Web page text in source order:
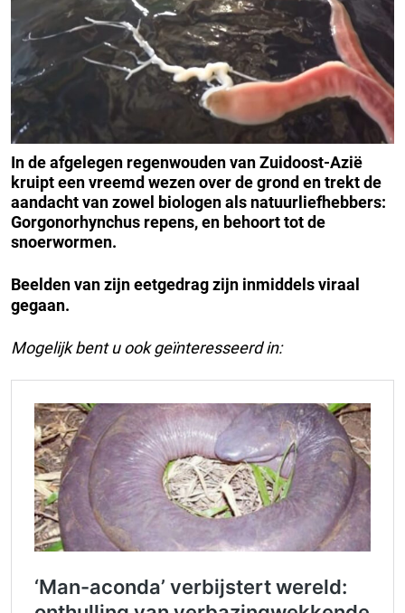
In de afgelegen regenwouden van Zuidoost-Azië
kruipt een vreemd wezen over de grond en trekt de
aandacht van zowel biologen als natuurliefhebbers:
Gorgonorhynchus repens, en behoort tot de
snoerwormen.
Beelden van zijn eetgedrag zijn inmiddels viraal
gegaan.
Mogelijk bent u ook geïnteresseerd in: